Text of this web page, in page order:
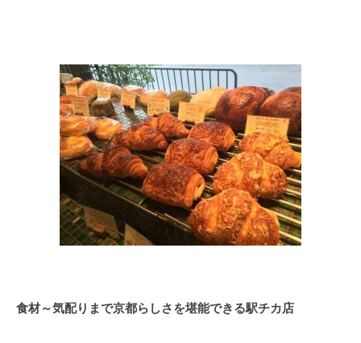
食材～気配りまで京都らしさを堪能できる駅チカ店